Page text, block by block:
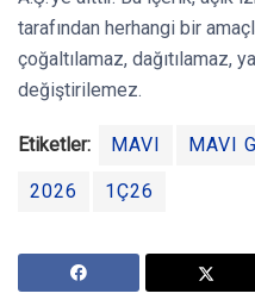
tarafından herhangi bir
çoğaltılamaz, dağıtılamaz,
değiştirilemez.
Etiketler: MAVI MAVI
2026 1Ç26